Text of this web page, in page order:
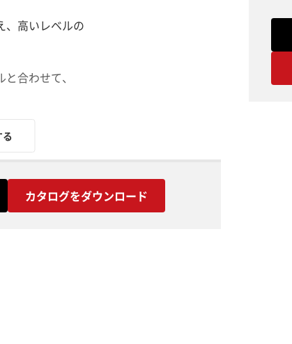
、高いレベルの
合わせて、
る
カタログをダウンロード